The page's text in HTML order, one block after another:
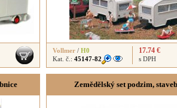
Vollmer / H0
Kat. č.: 45147-82
17.74 €
s DPH
Zemědělský set podzim,